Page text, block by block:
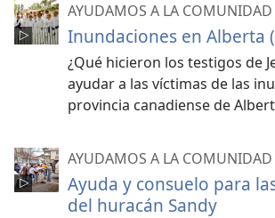
AYUDAMOS A LA COMUNIDAD
Inundaciones en Alberta
¿Qué hicieron los testigos de
ayudar a las víctimas de las
provincia canadiense de
AYUDAMOS A LA COMUNIDAD
Ayuda y consuelo para
del huracán Sandy